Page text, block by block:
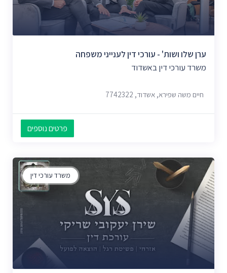
ערן שלו ושות' - עורכי דין לענייני משפחה
משרד עורכי דין באשדוד
חיים משה שפירא, אשדוד, 7742322
פרטים נוספים
משרד עורכי דין